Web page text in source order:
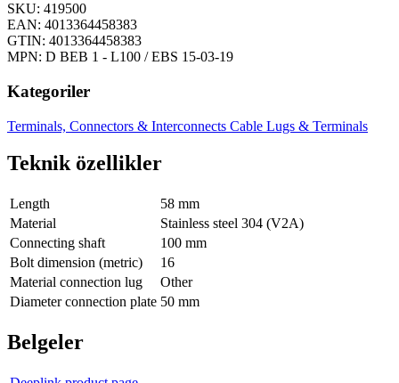
SKU: 419500
EAN: 4013364458383
GTIN: 4013364458383
MPN: D BEB 1 - L100 / EBS 15-03-19
Kategoriler
Terminals, Connectors & Interconnects Cable Lugs & Terminals
Teknik özellikler
Length
58 mm
Material
Stainless steel 304 (V2A)
Connecting shaft
100 mm
Bolt dimension (metric)
16
Material connection lug
Other
Diameter connection plate 50 mm
Belgeler